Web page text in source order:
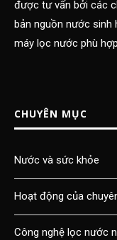
được tư vấn bởi các
bản nguồn nước sinh
máy lọc nước phù
CHUYÊN MỤC
Nước và sức khỏe
Hoạt động của
Công nghệ lọc nước